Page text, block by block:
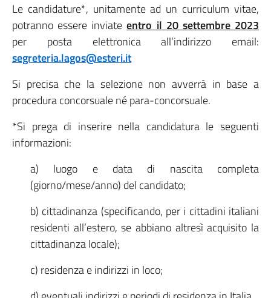
Le candidature*, unitamente ad un curriculum vitae,
potranno essere inviateentro il 20 settembre 2023
per posta elettronica all’indirizzo email:
segreteria.lagos@esteri.it
Si precisa che la selezione non avverrà in base a
procedura concorsuale né para-concorsuale.
*Si prega di inserire nella candidatura le seguenti
informazioni:
a) luogo e data di nascita completa
(giorno/mese/anno) del candidato;
b) cittadinanza (specificando, per i cittadini italiani
residenti all’estero, se abbiano altresì acquisito la
cittadinanza locale);
c) residenza e indirizzi in loco;